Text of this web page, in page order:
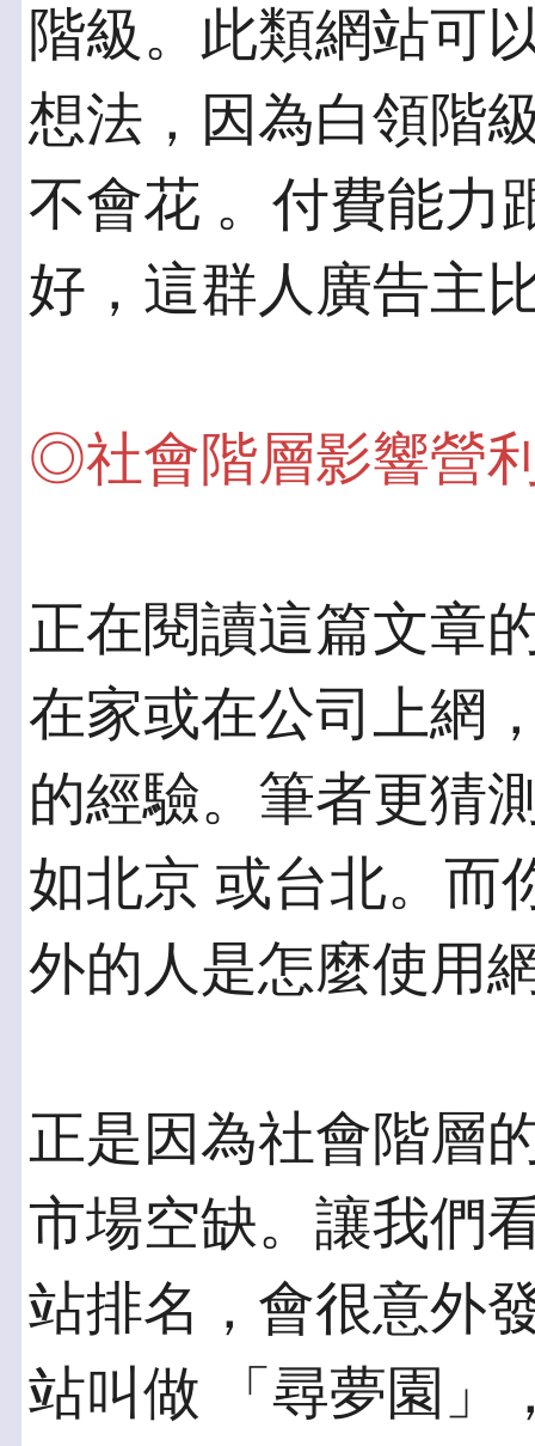
階級。此類網站可
想法，因為白領階
不會花 。付費能力
好，這群人廣告主
◎社會階層影響營
正在閱讀這篇文章
在家或在公司上網
的經驗。筆者更猜
如北京 或台北。而
外的人是怎麼使用
正是因為社會階層
市場空缺。讓我們
站排名，會很意外
站叫做 「尋夢園」